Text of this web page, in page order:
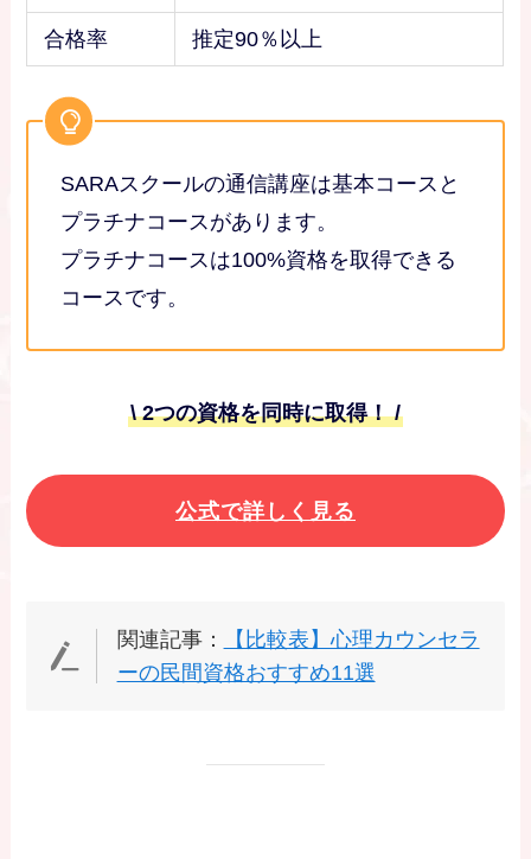
合格率 推定90％以上
SARAスクールの通信講座は基本コースと
プラチナコースがあります。
プラチナコースは100%資格を取得できる
コースです。
\ 2つの資格を同時に取得！ /
公式で詳しく見る
関連記事：
【比較表】心理カウンセラ
ーの民間資格おすすめ11選